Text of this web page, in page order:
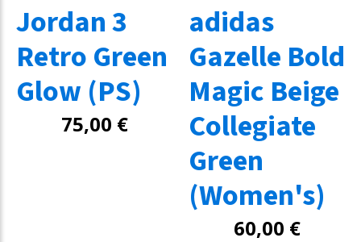
Jordan 3
Retro Green
Glow (PS)
75,00 €
adidas
Gazelle Bold
Magic Beige
Collegiate
Green
(Women's)
60,00 €